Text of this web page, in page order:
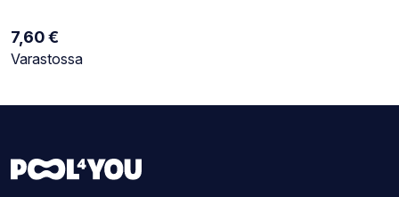
7,60€
Varastotilanne:
Varastossa